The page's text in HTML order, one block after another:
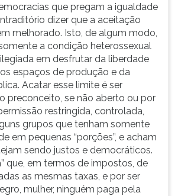
que pregam a igualdade
dizer que a aceitação
melhorado. Isto, de algum modo,
a condição heterossexual
em desfrutar da liberdade
espaços de produção e da
Acatar esse limite é ser
preconceito, se não aberto ou por
restringida, controlada,
grupos que tenham somente
em pequenas “porções”, e acham
sendo justos e democráticos.
que, em termos de impostos, de
as mesmas taxas, e por ser
mulher, ninguém paga pela